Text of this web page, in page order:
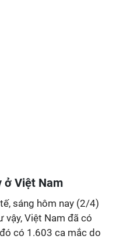
ở Việt Nam
sáng hôm nay (2/4)
vậy, Việt Nam đã có
có 1.603 ca mắc do